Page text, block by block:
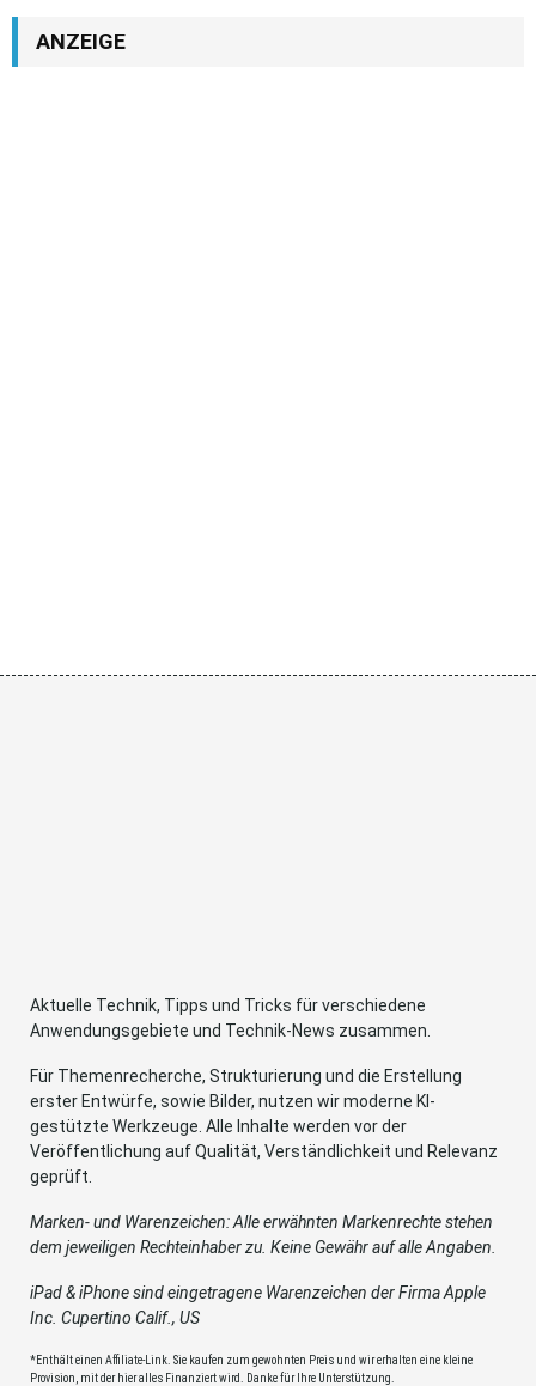
ANZEIGE
Aktuelle Technik, Tipps und Tricks für verschiedene
Anwendungsgebiete und Technik-News zusammen.
Für Themenrecherche, Strukturierung und die Erstellung
erster Entwürfe, sowie Bilder, nutzen wir moderne KI-
gestützte Werkzeuge. Alle Inhalte werden vor der
Veröffentlichung auf Qualität, Verständlichkeit und Relevanz
geprüft.
Marken- und Warenzeichen: Alle erwähnten Markenrechte stehen
dem jeweiligen Rechteinhaber zu. Keine Gewähr auf alle Angaben.
iPad & iPhone sind eingetragene Warenzeichen der Firma Apple
Inc. Cupertino Calif., US
*Enthält einen Affiliate-Link. Sie kaufen zum gewohnten Preis und wir erhalten eine kleine
Provision, mit der hier alles Finanziert wird. Danke für Ihre Unterstützung.